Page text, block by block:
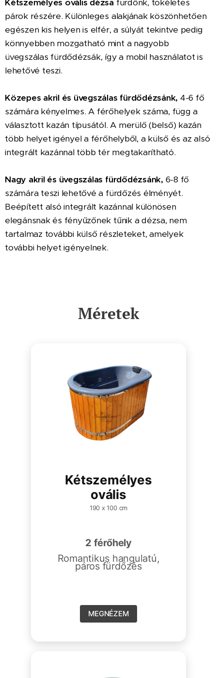
Kétszemélyes ovális dézsa fürdőnk, tökéletes
párok részére. Különleges alakjának köszönhetően
egészen kis helyen is elfér, a súlyát tekintve pedig
könnyebben mozgatható mint a nagyobb
üvegszálas fürdődézsák, így a mobil használatot is
lehetővé teszi.
Közepes akril és üvegszálas fürdődézsánk, 4-6 fő
számára kényelmes. A férőhelyek száma, függ a
választott kazán típusától. A merülő (belső) kazán
több helyet igényel a férőhelyből, a külső és az alsó
integrált kazánnal több tér megtakarítható.
Nagy akril és üvegszálas fürdődézsánk, 6-8 fő
számára teszi lehetővé a fürdőzés élményét.
Beépített alsó integrált kazánnal különösen
elegánsnak és fényűzőnek tűnik a dézsa, nem
tartalmaz további külső részleteket, amelyek
további helyet igényelnek.
Méretek
Kétszemélyes
ovális
190 x 100 cm
2 férőhely
Romantikus hangulatú,
páros fürdőzés
MEGNÉZEM